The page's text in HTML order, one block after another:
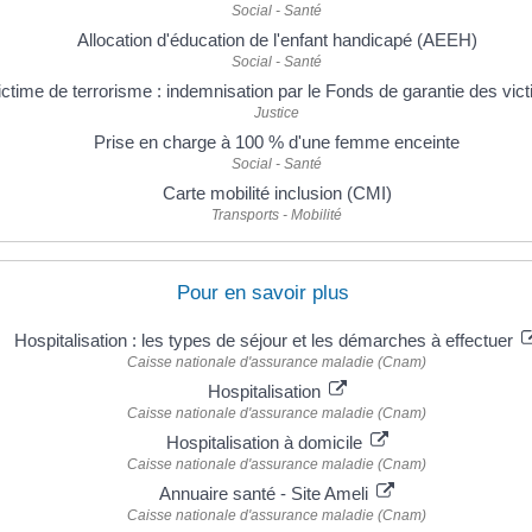
Social - Santé
Allocation d'éducation de l'enfant handicapé (AEEH)
Social - Santé
de terrorisme : indemnisation par le Fonds de garantie des
Justice
Prise en charge à 100 % d'une femme enceinte
Social - Santé
Carte mobilité inclusion (CMI)
Transports - Mobilité
Pour en savoir plus
Hospitalisation : les types de séjour et les démarches à effectuer
Caisse nationale d'assurance maladie (Cnam)
Hospitalisation
Caisse nationale d'assurance maladie (Cnam)
Hospitalisation à domicile
Caisse nationale d'assurance maladie (Cnam)
Annuaire santé - Site Ameli
Caisse nationale d'assurance maladie (Cnam)